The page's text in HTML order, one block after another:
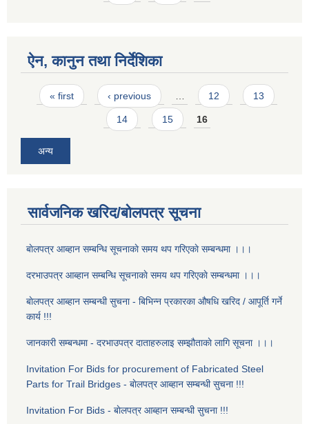
ऐन, कानुन तथा निर्देशिका
Pages
« first ‹ previous 12 13
14 15 16
अन्य
सार्वजनिक खरिद/बोलपत्र सूचना
बाेलपत्र आब्हान सम्बन्धि सूचनाकाे समय थप गरिएकाे सम्बन्धमा ।।।
दरभाउपत्र आब्हान सम्बन्धि सूचनाकाे समय थप गरिएकाे सम्बन्धमा ।।।
बाेलपत्र आब्हान सम्बन्धी सुचना - बिभिन्न प्रकारका औषधि खरिद / आपूर्ति गर्ने
कार्य !!!
जानकारी सम्बन्धमा - दरभाउपत्र दाताहरुलाइ सम्झौताकाे लागि सूचना ।।।
Invitation For Bids for procurement of Fabricated Steel
Parts for Trail Bridges - बाेलपत्र आब्हान सम्बन्धी सुचना !!!
Invitation For Bids - बाेलपत्र आब्हान सम्बन्धी सुचना !!!